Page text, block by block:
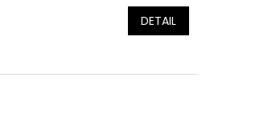
DETAIL